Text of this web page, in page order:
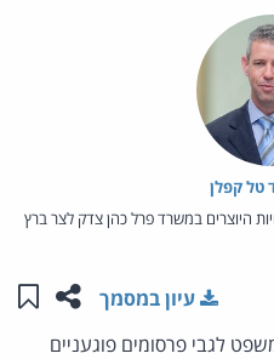
טל קפלן
היוצרים במשרד פרל כהן צדק לצר ברץ
שתפו
עיון במסמך
לגבי פרסומים פוגעניים